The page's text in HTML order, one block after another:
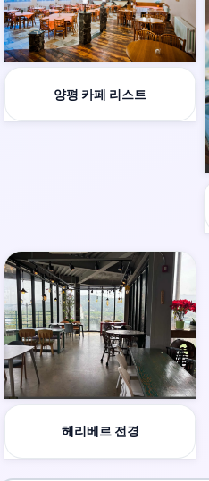
양평 카페 리스트
헤리베르 전경